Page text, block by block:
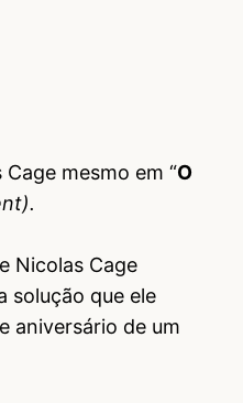
mesmo em “O
Nicolas Cage
solução que ele
aniversário de um